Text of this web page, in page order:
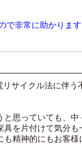
で非常に助かりま
と思っていても、中
具を片付けて気分
も精神的にもお客